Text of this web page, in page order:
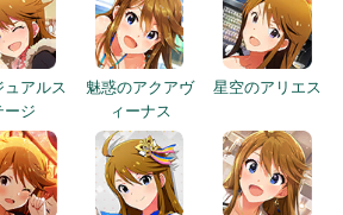
ュアルス
ージ
魅惑のアクアヴ
ィーナス
星空のアリエス